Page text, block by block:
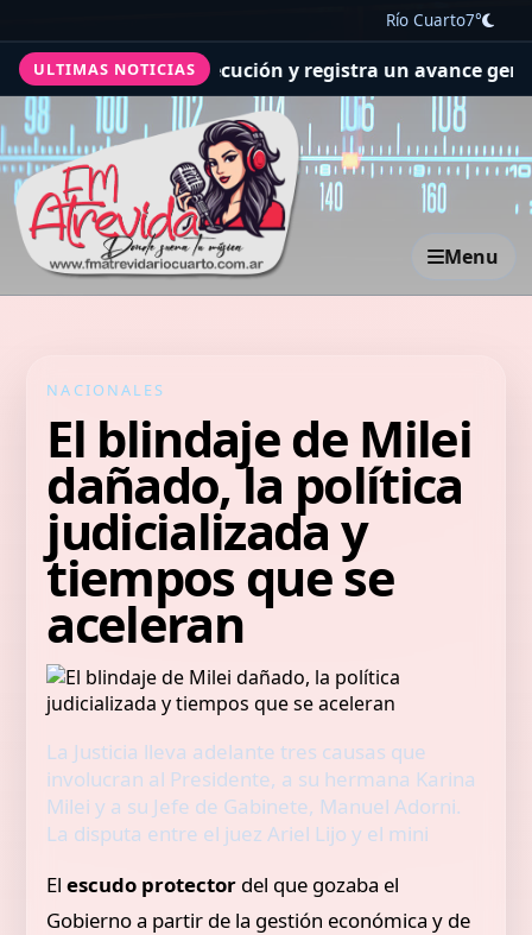
Río Cuarto7°
ULTIMAS NOTICIAS
y registra un avance general del 36% Se
Menu
NACIONALES
El blindaje de Milei
dañado, la política
judicializada y
tiempos que se
aceleran
La Justicia lleva adelante tres causas que
involucran al Presidente, a su hermana Karina
Milei y a su Jefe de Gabinete, Manuel Adorni.
La disputa entre el juez Ariel Lijo y el mini
Elescudo protector del que gozaba el
Gobierno a partir de la gestión económica y de